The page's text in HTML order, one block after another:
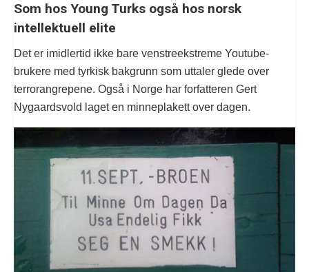
Som hos Young Turks også hos norsk
intellektuell elite
Det er imidlertid ikke bare venstreekstreme Youtube-
brukere med tyrkisk bakgrunn som uttaler glede over
terrorangrepene. Også i Norge har forfatteren Gert
Nygaardsvold laget en minneplakett over dagen.